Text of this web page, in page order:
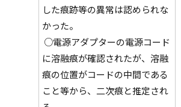
した痕跡等の異常は認められな
かった。
に溶融痕が確認されたが、溶融
痕の位置がコードの中間である
こと等から、二次痕と推定され